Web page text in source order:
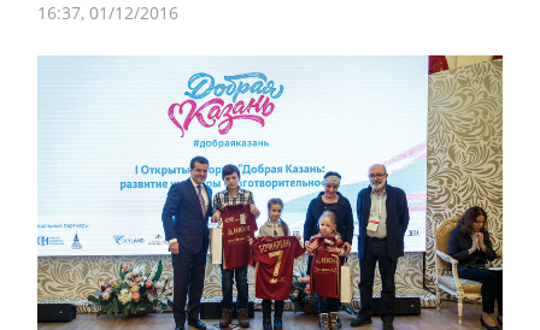
16:37 01/12/2016